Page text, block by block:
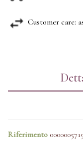
Customer care:
Riferimento